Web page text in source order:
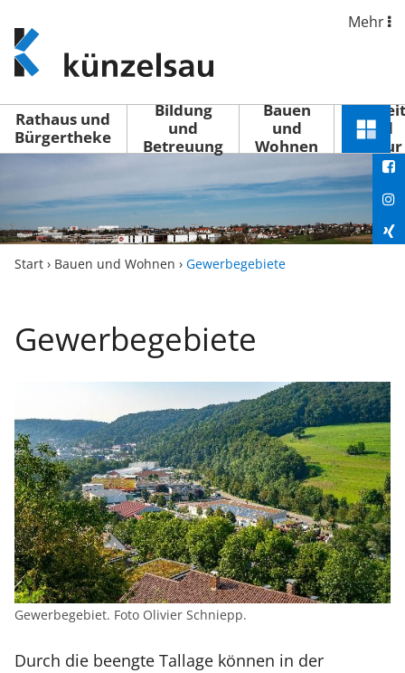
www.kuenzelsau.de
(zur
Startseite)
Mehr
Rathaus und
Bürgertheke
Bildung
und
Betreuung
Bauen
und
Wohnen
Freizeit
und
Kultur
Menü
Start › Bauen und Wohnen › Gewerbegebiete
Gewerbegebiete
Gewerbegebiet. Foto Olivier Schniepp.
Durch die beengte Tallage können in der